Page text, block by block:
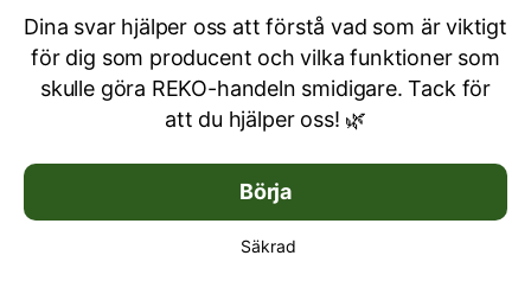
Dina svar hjälper oss att förstå vad som är viktigt
för dig som producent och vilka funktioner som
skulle göra REKO-handeln smidigare. Tack för
att du hjälper oss! 🌿
Börja
Säkrad